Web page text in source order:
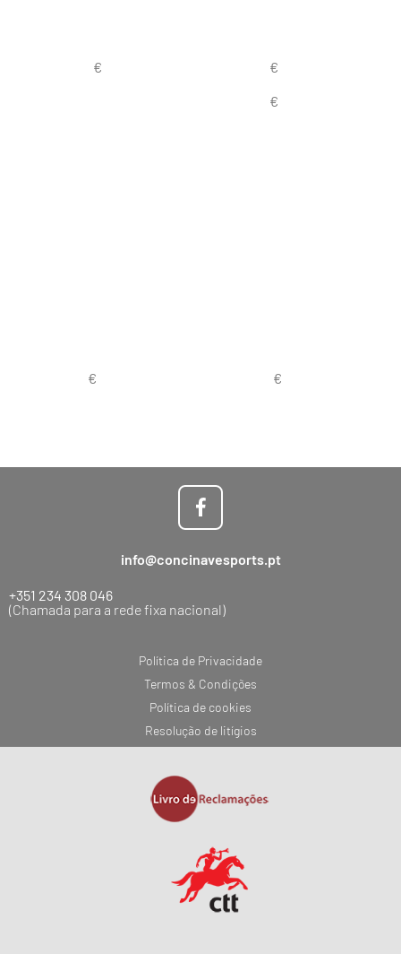
Política de Privacidade
Termos & Condições
Política de cookies
Resolução de litígios
info@concinavesports.pt
+351 234 308 046
(Chamada para a rede fixa nacional)